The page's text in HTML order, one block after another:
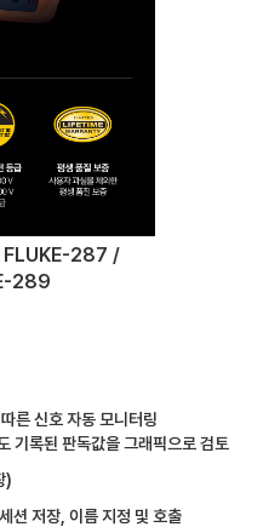
FLUKE-287 /
289
른 신호 자동 모니터링
록된 판독값을 그래픽으로 검토
)
션 저장, 이름 지정 및 호출